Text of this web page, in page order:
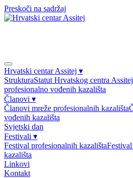
Preskoči na sadržaj
Hrvatski centar Assitej ▾
StrukturaStatut Hrvatskog centra Assitej
profesionalno vođenih kazališta
Članovi ▾
Članovi mreže profesionalnih kazališta
vođenih kazališta
Svjetski dan
Festivali ▾
Festival profesionalnih kazališta
kazališta
Linkovi
Kontakt